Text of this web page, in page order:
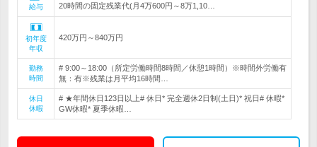
給与
20時間の固定残業代(月4万600円～8万1,10…
初年度
年収
420万円～840万円
勤務
時間
# 9:00～18:00（所定労働時間8時間／休憩1時間）※時間外労働有
無：有※残業は月平均16時間…
休日
休暇
# ★年間休日123日以上# 休日* 完全週休2日制(土日)* 祝日# 休暇*
GW休暇* 夏季休暇…